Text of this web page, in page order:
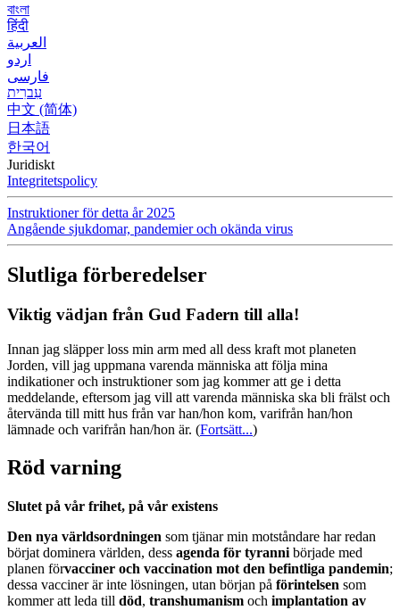
বাংলা
हिंदी
العربية
اردو
فارسی
עִברִית
中文 (简体)
日本語
한국어
Juridiskt
Integritetspolicy
Instruktioner för detta år 2025
Angående sjukdomar, pandemier och okända virus
Slutliga förberedelser
Viktig vädjan från Gud Fadern till alla!
Innan jag släpper loss min arm med all dess kraft mot planeten
Jorden, vill jag uppmana varenda människa att följa mina
indikationer och instruktioner som jag kommer att ge i detta
meddelande, eftersom jag vill att varenda människa ska bli frälst och
återvända till mitt hus från var han/hon kom, varifrån han/hon
lämnade och varifrån han/hon är. (Fortsätt...)
Röd varning
Slutet på vår frihet, på vår existens
Den nya världsordningen som tjänar min motståndare har redan
börjat dominera världen, dess agenda för tyranni började med
planen förvacciner och vaccination mot den befintliga pandemin;
dessa vacciner är inte lösningen, utan början på förintelsen som
kommer att leda till död, transhumanism och implantation av